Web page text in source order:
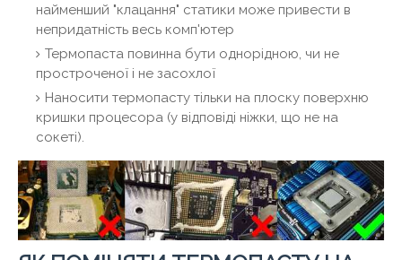
найменший "клацання" статики може привести в
непридатність весь комп'ютер
Термопаста повинна бути однорідною, чи не
простроченої і не засохлої
Наносити термопасту тільки на плоску поверхню
кришки процесора (у відповіді ніжки, що не на
сокеті).